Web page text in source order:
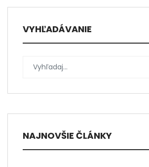
VYHĽADÁVANIE
NAJNOVŠIE ČLÁNKY